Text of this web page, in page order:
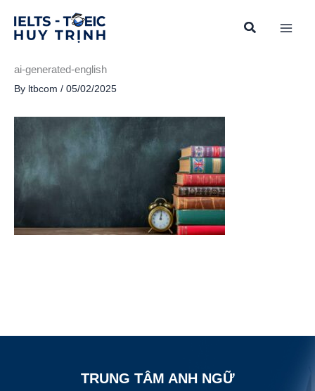
content
ai-generated-english
By ltbcom / 05/02/2025
TRUNG TÂM ANH NGỮ